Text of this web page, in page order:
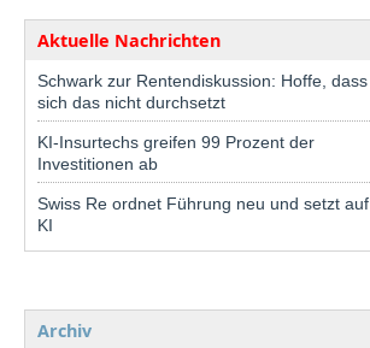
Aktuelle Nachrichten
Schwark zur Rentendiskussion: Hoffe, dass
sich das nicht durchsetzt
KI-Insurtechs greifen 99 Prozent der
Investitionen ab
Swiss Re ordnet Führung neu und setzt auf
KI
Archiv